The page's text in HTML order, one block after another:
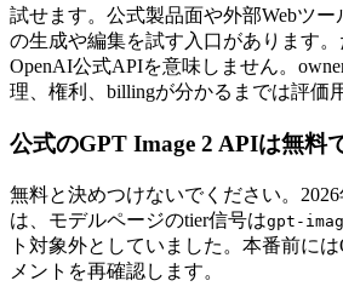
試せます。公式製品面や外部Webツー
の生成や編集を試す入口があります
OpenAI公式APIを意味しません。
理、権利、billingが分かるまでは評価
公式のGPT Image 2 APIは無料
無料と決めつけないでください。
は、モデルページのtier信号はgpt-
ト対象外としていました。本番前に
メントを再確認します。